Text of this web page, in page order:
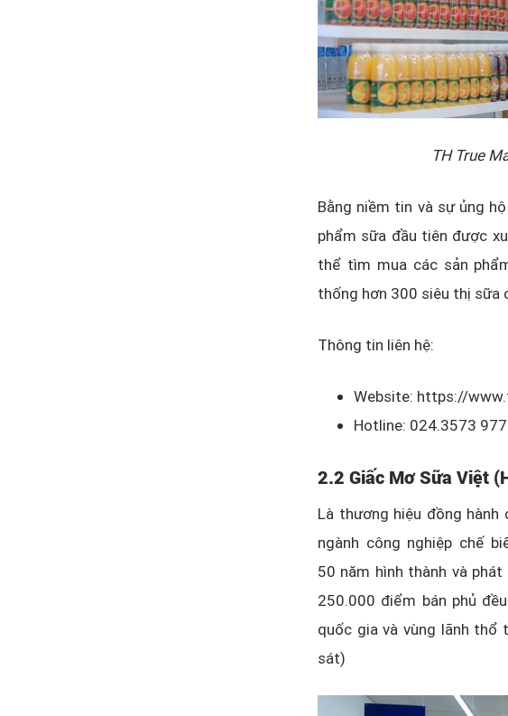
TH True
Bằng niềm tin và sự ủng
phẩm sữa đầu tiên được
thể tìm mua các sản
thống hơn 300 siêu thị sữa
Thông tin liên hệ:
Website: https://
Hotline: 024.3573
2.2 Giấc Mơ Sữa Việt
Là thương hiệu đồng hành
ngành công nghiệp chế
50 năm hình thành và
250.000 điểm bán phủ
quốc gia và vùng lãnh thổ
sát)